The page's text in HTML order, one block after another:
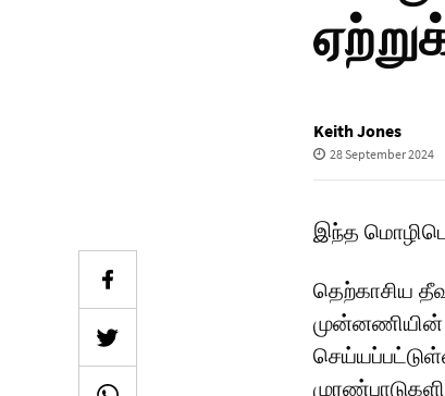
Keith Jones
28 September 2024
இந்த
தெற்காசிய
முன்னணியின்